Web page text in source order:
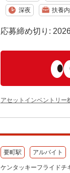
深夜 扶養
応募締め切り:
アセットインベントリー
要町駅 アルバイト
ケンタッキーフライド